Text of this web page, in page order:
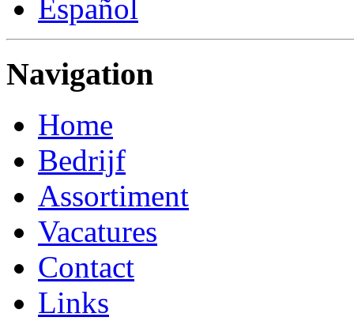
Navigation
Home
Bedrijf
Assortiment
Vacatures
Contact
Links